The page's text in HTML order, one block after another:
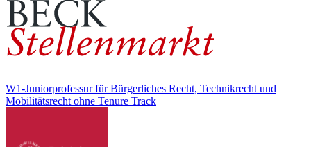
W1-Juniorprofessur für Bürgerliches Recht, Technikrecht und
Mobilitätsrecht ohne Tenure Track